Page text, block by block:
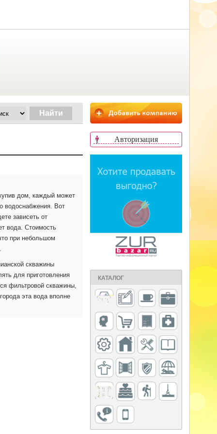
Авторизация
КАТАЛОГ
дом, каждый может
водоснабжения. Вот
зависеть от
вода. Стоимость
при небольшом
скважины
для приготовления
фильтровой скважины,
эта вода вполне